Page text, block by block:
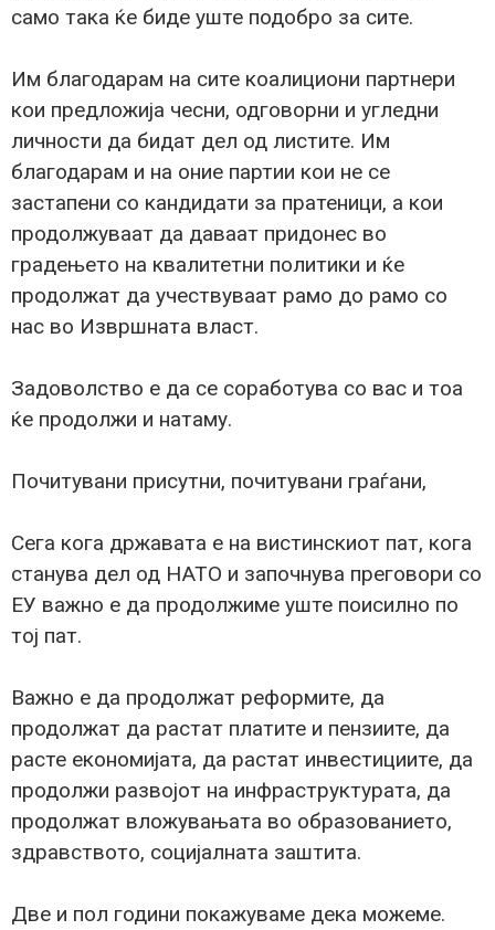
само така ќе биде уште подобро за сите.
Им благодарам на сите коалициони партнери
кои предложија чесни, одговорни и угледни
личности да бидат дел од листите. Им
благодарам и на оние партии кои не се
застапени со кандидати за пратеници, а кои
продолжуваат да даваат придонес во
градењето на квалитетни политики и ќе
продолжат да учествуваат рамо до рамо со
нас во Извршната власт.
Задоволство е да се соработува со вас и тоа
ќе продолжи и натаму.
Почитувани присутни, почитувани граѓани,
Сега кога државата е на вистинскиот пат, кога
станува дел од НАТО и започнува преговори со
ЕУ важно е да продолжиме уште поисилно по
тој пат.
Важно е да продолжат реформите, да
продолжат да растат платите и пензиите, да
расте економијата, да растат инвестициите, да
продолжи развојот на инфраструктурата, да
продолжат вложувањата во образованието,
здравството, социјалната заштита.
Две и пол години покажуваме дека можеме.